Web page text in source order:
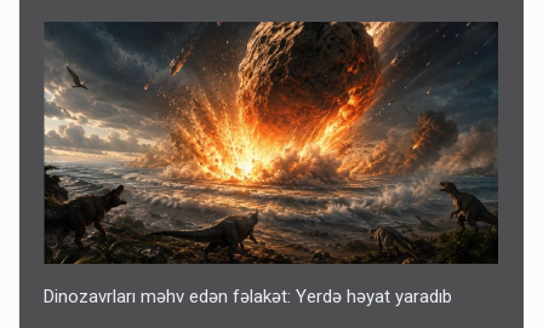
Dinozavrları məhv edən fəlakət: Yerdə həyat yaradıb